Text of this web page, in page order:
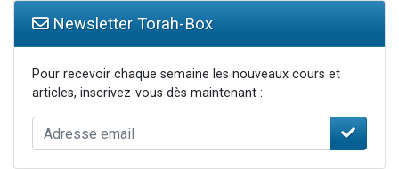
Newsletter Torah-Box
Pour recevoir chaque semaine les nouveaux cours et
articles, inscrivez-vous dès maintenant :